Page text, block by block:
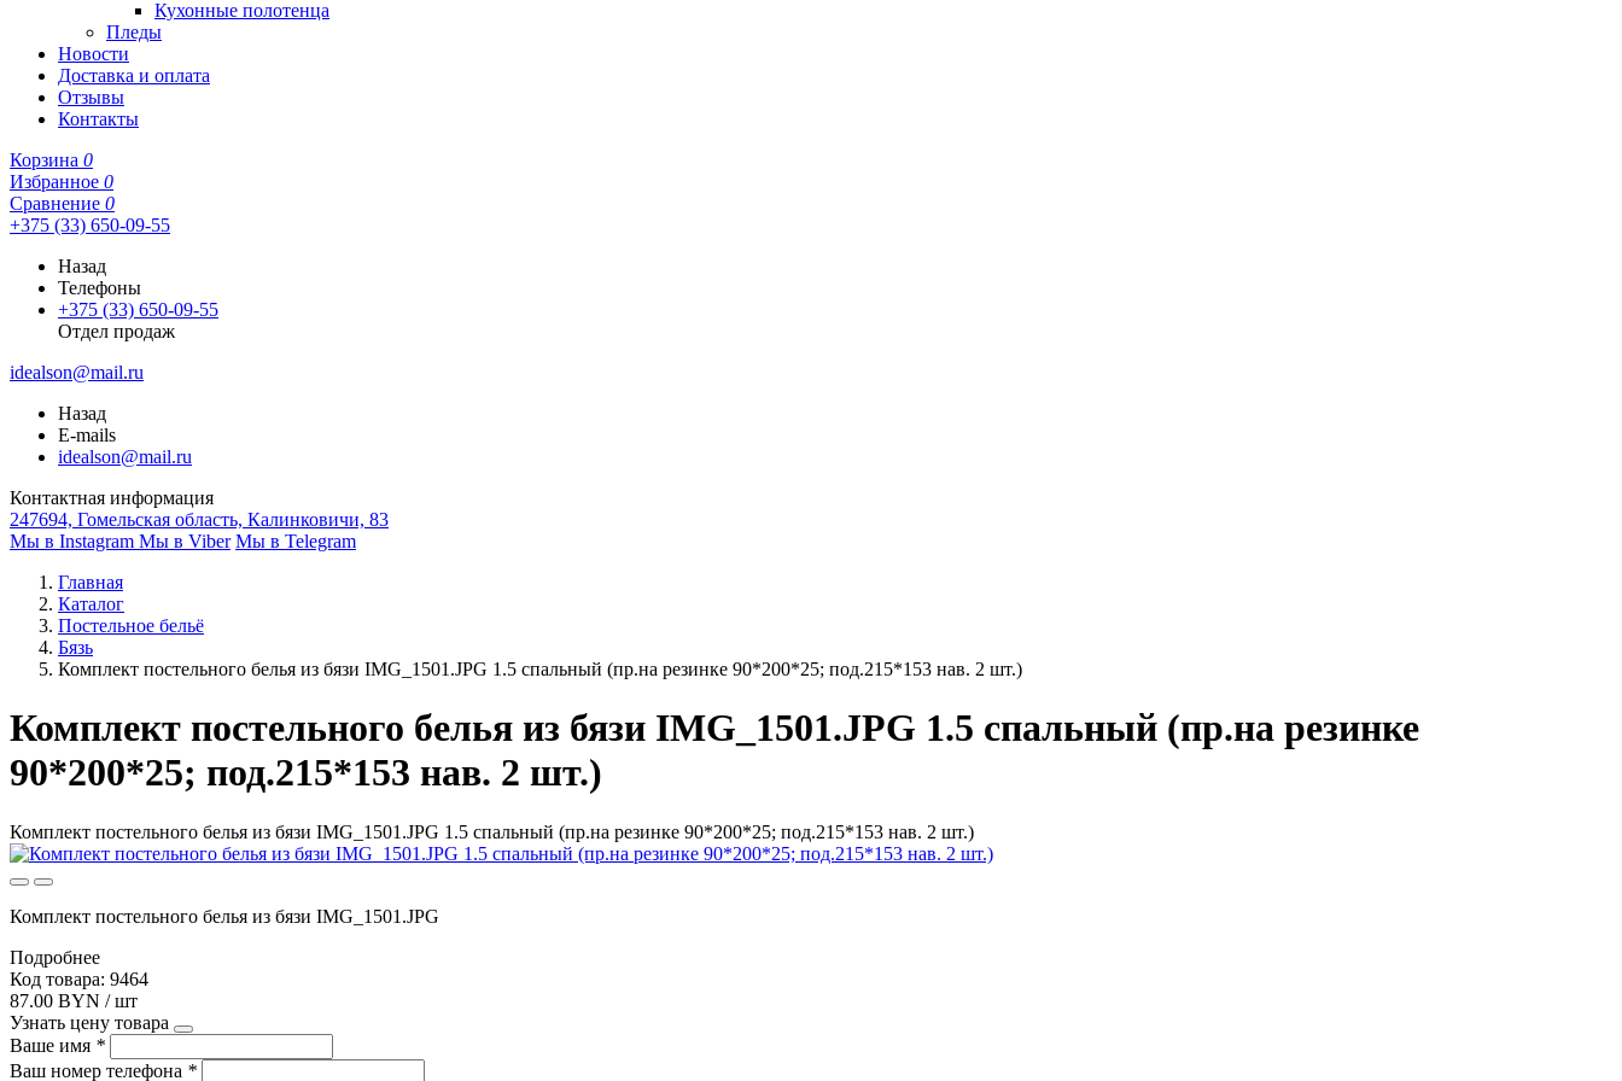
Кухонные полотенца
Пледы
Новости
Доставка и оплата
Отзывы
Контакты
Корзина 0
Избранное 0
Сравнение 0
+375 (33) 650-09-55
Назад
Телефоны
+375 (33) 650-09-55
Отдел продаж
idealson@mail.ru
Назад
E-mails
idealson@mail.ru
Контактная информация
247694, Гомельская область, Калинковичи, 83
Мы в Instagram Мы в Viber Мы в Telegram
Главная
Каталог
Постельное бельё
Бязь
Комплект постельного белья из бязи IMG_1501.JPG 1.5 спальный (пр.на резинке 90*200*25; под.215*153 нав. 2 шт.)
Комплект постельного белья из бязи IMG_1501.JPG 1.5 спальный (пр.на резинке
90*200*25; под.215*153 нав. 2 шт.)
Комплект постельного белья из бязи IMG_1501.JPG 1.5 спальный (пр.на резинке 90*200*25; под.215*153 нав. 2 шт.)
Комплект постельного белья из бязи IMG_1501.JPG
Подробнее
Код товара: 9464
87.00 BYN / шт
Узнать цену товара
Ваше имя *
Ваш номер телефона *